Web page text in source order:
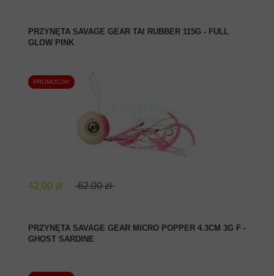
PRZYNĘTA SAVAGE GEAR TAI RUBBER 115G - FULL
GLOW PINK
PROMOCJA!
42.00 zł 62.00 zł
PRZYNĘTA SAVAGE GEAR MICRO POPPER 4.3CM 3G F -
GHOST SARDINE